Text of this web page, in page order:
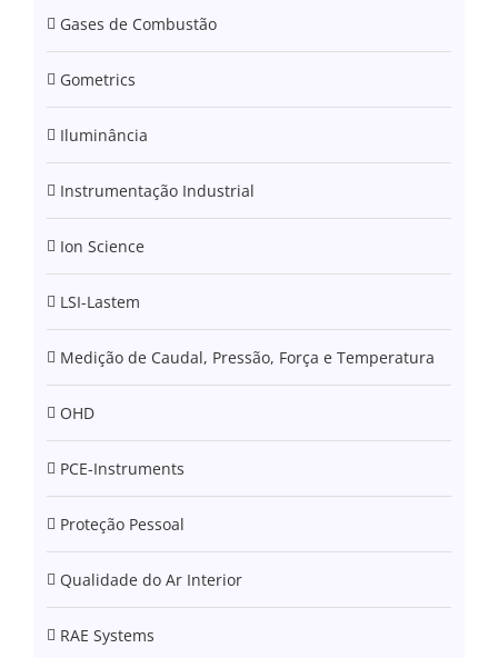
Gases de Combustão
Gometrics
Iluminância
Instrumentação Industrial
Ion Science
LSI-Lastem
Medição de Caudal, Pressão, Força e Temperatura
OHD
PCE-Instruments
Proteção Pessoal
Qualidade do Ar Interior
RAE Systems